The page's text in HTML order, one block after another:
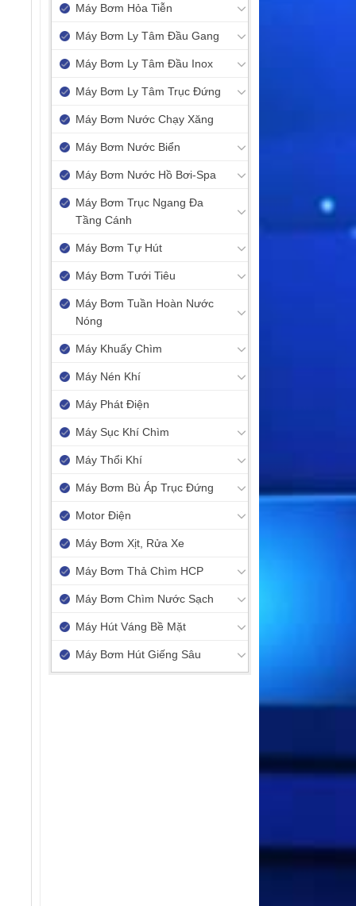
Máy Bơm Hỏa Tiễn
Máy Bơm Ly Tâm Đầu Gang
Máy Bơm Ly Tâm Đầu Inox
Máy Bơm Ly Tâm Trục Đứng
Máy Bơm Nước Chạy Xăng
Máy Bơm Nước Biển
Máy Bơm Nước Hồ Bơi-Spa
Máy Bơm Trục Ngang Đa
Tầng Cánh
Máy Bơm Tự Hút
Máy Bơm Tưới Tiêu
Máy Bơm Tuần Hoàn Nước
Nóng
Máy Khuấy Chìm
Máy Nén Khí
Máy Phát Điện
Máy Sục Khí Chìm
Máy Thổi Khí
Máy Bơm Bù Áp Trục Đứng
Motor Điện
Máy Bơm Xịt, Rửa Xe
Máy Bơm Thả Chìm HCP
Máy Bơm Chìm Nước Sạch
Máy Hút Váng Bề Mặt
Máy Bơm Hút Giếng Sâu